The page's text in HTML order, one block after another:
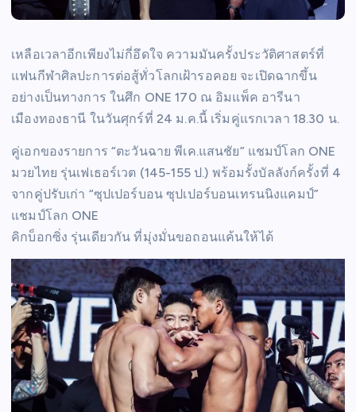
เหลือเวลาอีกเพียงไม่กี่อึดใจ ความมันครั้งประวัติศาสตร์ที่
แฟนกีฬาศิลปะการต่อสู้ทั่วโลกเฝ้ารอคอย จะเปิดฉากขึ้น
อย่างเป็นทางการ ในศึก ONE 170 ณ อิมแพ็ค อารีนา
เมืองทองธานี ในวันศุกร์ที่ 24 ม.ค.นี้ เริ่มคู่แรกเวลา 18.30 น.
คู่เอกของรายการ “ตะวันฉาย พีเค.แสนชัย” แชมป์โลก ONE
มวยไทย รุ่นเฟเธอร์เวต (145-155 ป.) พร้อมรั้งบัลลังก์ครั้งที่ 4
จากคู่ปรับเก่า “ซุปเปอร์บอน ซุปเปอร์บอนเทรนนิงแคมป์”
แชมป์โลก ONE
คิกบ็อกซิ่ง รุ่นเดียวกัน ที่มุ่งมั่นขอถอนแค้นให้ได้